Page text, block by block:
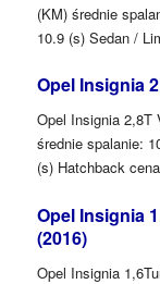
(KM) średnie
10.9 (s) Sedan /
Opel Insignia
Opel Insignia 2,8T
średnie spalanie:
(s) Hatchback
Opel Insignia
(2016)
Opel Insignia